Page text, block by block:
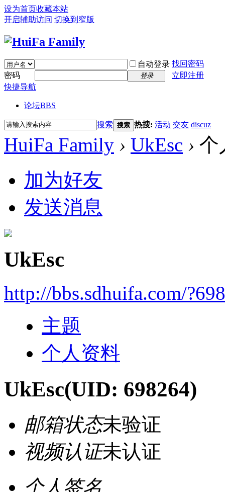
设为首页收藏本站
开启辅助访问 切换到窄版
自动登录 找回密码
密码
登录
立即注册
快捷导航
论坛BBS
搜索 搜索 热搜: 活动 交友 discuz
HuiFa Family › UkEsc › 个
加为好友
发送消息
UkEsc
http://bbs.sdhuifa.com/
主题
个人资料
UkEsc(UID: 698264)
邮箱状态未验证
视频认证未认证
个人签名